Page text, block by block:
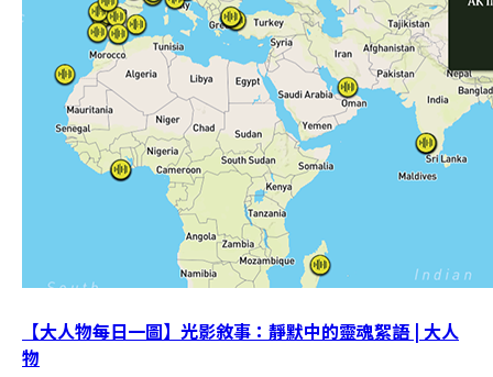
【大人物每日一圖】光影敘事：靜默中的靈魂絮語 | 大人
物